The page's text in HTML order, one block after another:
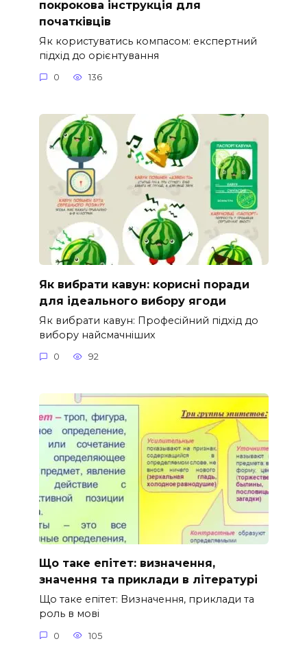
покрокова інструкція для
початківців
Як користуватись компасом: експертний
підхід до орієнтування
0 136
Як вибрати кавун: корисні поради
для ідеального вибору ягоди
Як вибрати кавун: Професійний підхід до
вибору найсмачніших
0 92
Що таке епітет: визначення,
значення та приклади в літературі
Що таке епітет: Визначення, приклади та
роль в мові
0 105